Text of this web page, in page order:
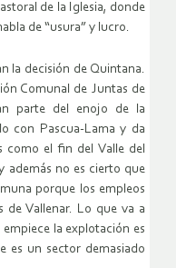
de la Iglesia, donde
de “usura” y lucro.
la decisión de Quintana.
Comunal de Juntas de
parte del enojo de la
con Pascua-Lama y da
como el fin del Valle del
además no es cierto que
porque los empleos
de Vallenar. Lo que va a
la explotación es
es un sector demasiado